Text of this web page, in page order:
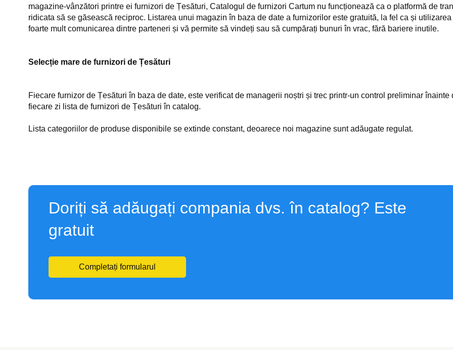
magazine-vânzători printre ei furnizori de Țesături, Catalogul de furnizori Cartum nu funcționează ca o platformă de
ridicata să se găsească reciproc. Listarea unui magazin în baza de date a furnizorilor este gratuită, la fel ca și
foarte mult comunicarea dintre parteneri și vă permite să vindeți sau să cumpărați bunuri în vrac, fără bariere inutile.
Selecție mare de furnizori de Țesături
Fiecare furnizor de Țesături în baza de date, este verificat de managerii noștri și trec printr-un control preliminar
fiecare zi lista de furnizori de Țesături în catalog.
Lista categoriilor de produse disponibile se extinde constant, deoarece noi magazine sunt adăugate regulat.
Doriți să adăugați compania dvs. în catalog? Este
gratuit
Completați formularul